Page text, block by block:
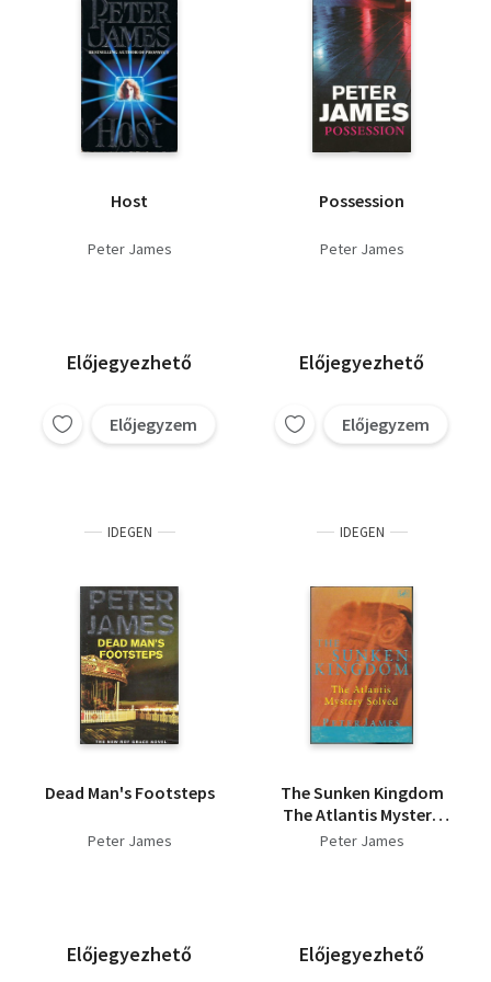
Host
Peter James
Előjegyezhető
Előjegyzem
Possession
Peter James
Előjegyezhető
Előjegyzem
IDEGEN
Dead Man's Footsteps
Peter James
Előjegyezhető
IDEGEN
The Sunken Kingdom
The Atlantis Mystery
Solved
Peter James
Előjegyezhető